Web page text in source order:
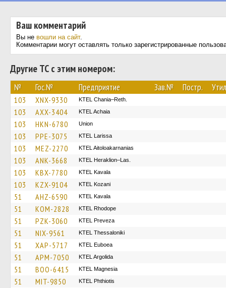
Ваш комментарий
Вы не вошли на сайт.
Комментарии могут оставлять только зарегистрированные
Другие ТС с этим номером:
№ Гос.№ Предприятие Зав.№ Постр.
103 XNX-9330 KTEL Chania–Reth.
103 AXX-3404 KTEL Achaia
103 HKN-6780 Union
103 PPE-3075 KTEL Larissa
103 MEZ-2270 KTEL Aitoloakarnanias
103 ANK-3668 KTEL Heraklion–Las.
103 KBX-7780 KTEL Kavala
103 KZX-9104 ΚΤΕL Kozani
51 AHZ-6590 KTEL Kavala
51 KOM-2828 KTEL Rhodope
51 PZK-3060 KTEL Preveza
51 NIX-9561 KTEL Thessaloniki
51 XAP-5717 ΚΤΕL Euboea
51 APM-7050 KTEL Argolida
51 BOO-6415 ΚΤΕL Magnesia
51 MIT-9850 ΚΤΕL Phthiotis